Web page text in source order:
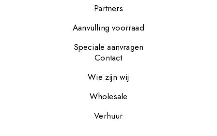
Partners
Aanvulling voorraad
Speciale aanvragen
Contact
Wie zijn wij
Wholesale
Verhuur